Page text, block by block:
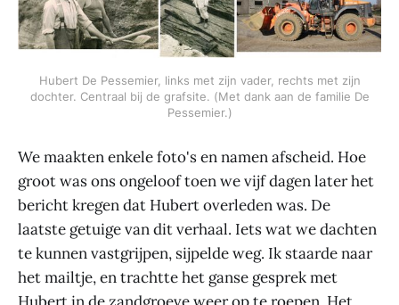
Hubert De Pessemier, links met zijn vader, rechts met zijn
dochter. Centraal bij de grafsite. (Met dank aan de familie De
Pessemier.)
We maakten enkele foto's en namen afscheid. Hoe
groot was ons ongeloof toen we vijf dagen later het
bericht kregen dat Hubert overleden was. De
laatste getuige van dit verhaal. Iets wat we dachten
te kunnen vastgrijpen, sijpelde weg. Ik staarde naar
het mailtje, en trachtte het ganse gesprek met
Hubert in de zandgroeve weer op te roepen. Het